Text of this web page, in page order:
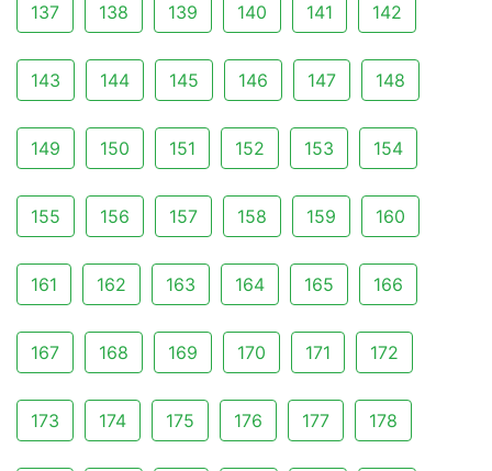
137 138 139 140 141 142
143 144 145 146 147 148
149 150 151 152 153 154
155 156 157 158 159 160
161 162 163 164 165 166
167 168 169 170 171 172
173 174 175 176 177 178